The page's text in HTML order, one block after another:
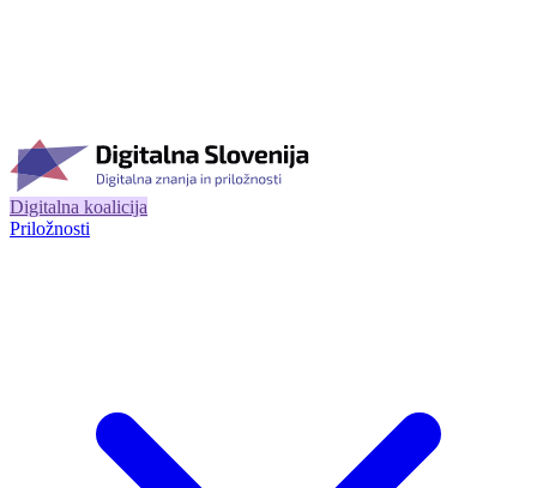
Digitalna koalicija
Priložnosti